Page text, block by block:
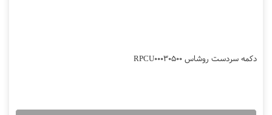
دکمه سردست روشاس RPCU00030500